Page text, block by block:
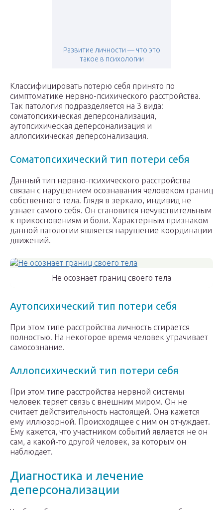
Развитие личности — что это
такое в психологии
Классифицировать потерю себя принято по
симптоматике нервно-психического расстройства.
Так патология подразделяется на 3 вида:
соматопсихическая деперсонализация,
аутопсихическая деперсонализация и
аллопсихическая деперсонализация.
Соматопсихический тип потери себя
Данный тип нервно-психического расстройства
связан с нарушением осознавания человеком границ
собственного тела. Глядя в зеркало, индивид не
узнает самого себя. Он становится нечувствительным
к прикосновениям и боли. Характерным признаком
данной патологии является нарушение координации
движений.
Не осознает границ своего тела
Аутопсихический тип потери себя
При этом типе расстройства личность стирается
полностью. На некоторое время человек утрачивает
самосознание.
Аллопсихический тип потери себя
При этом типе расстройства нервной системы
человек теряет связь с внешним миром. Он не
считает действительность настоящей. Она кажется
ему иллюзорной. Происходящее с ним он отчуждает.
Ему кажется, что участником событий является не он
сам, а какой-то другой человек, за которым он
наблюдает.
Диагностика и лечение
деперсонализации